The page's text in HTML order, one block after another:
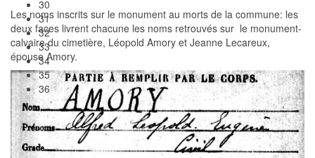
30
31
32
33
34
35
36
Les noms inscrits sur le monument au morts de la commune: les
deux faces livrent chacune les noms retrouvés sur le monument-
calvaire du cimetière, Léopold Amory et Jeanne Lecareux,
épouse Amory.